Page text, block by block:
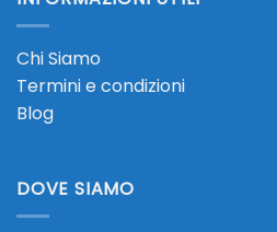
Chi Siamo
Termini e condizioni
Blog
DOVE SIAMO